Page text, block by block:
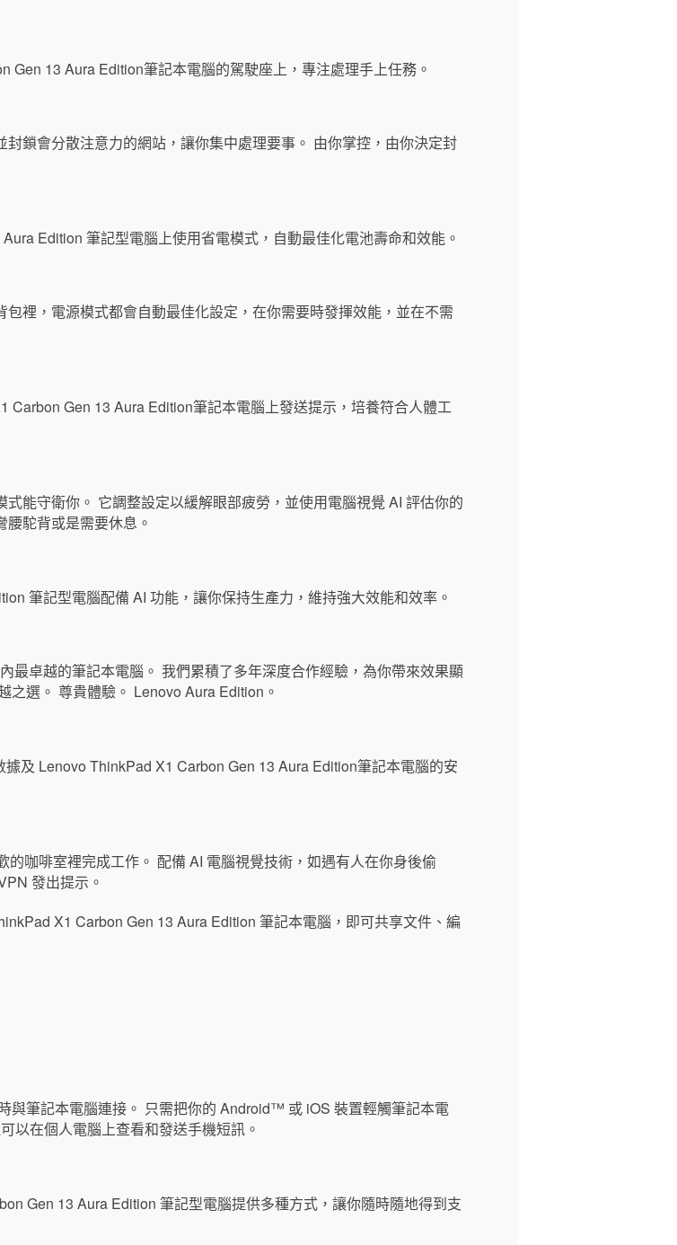
鎖會分散注意力的網站，讓你集中處理要事。 由你掌控，由你決定封
裡，電源模式都會自動最佳化設定，在你需要時發揮效能，並在不需
能守衛你。 它調整設定以緩解眼部疲勞，並使用電腦視覺 AI 評估你的
駝背或是需要休息。
最卓越的筆記本電腦。 我們累積了多年深度合作經驗，為你帶來效果顯
之選。 尊貴體驗。 Lenovo Aura Edition。
咖啡室裡完成工作。 配備 AI 電腦視覺技術，如遇有人在你身後偷
發出提示。
與筆記本電腦連接。 只需把你的 Android™ 或 iOS 裝置輕觸筆記本電
以在個人電腦上查看和發送手機短訊。